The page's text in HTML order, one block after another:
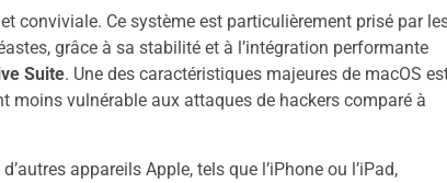
conviviale. Ce système est particulièrement prisé par
grâce à sa stabilité et à l’intégration performante
Suite. Une des caractéristiques majeures de macOS
moins vulnérable aux attaques de hackers comparé à
appareils Apple, tels que l’iPhone ou l’iPad,